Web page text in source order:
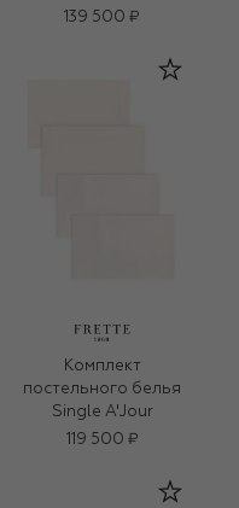
139 500 ₽
Комплект
постельного белья
Single A'Jour
119 500 ₽